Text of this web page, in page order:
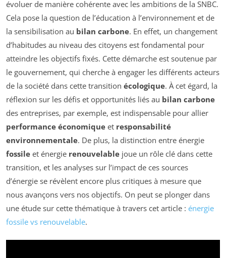
évoluer de manière cohérente avec les ambitions de la SNBC.
Cela pose la question de l’éducation à l’environnement et de
la sensibilisation au bilan carbone. En effet, un changement
d’habitudes au niveau des citoyens est fondamental pour
atteindre les objectifs fixés. Cette démarche est soutenue par
le gouvernement, qui cherche à engager les différents acteurs
de la société dans cette transition écologique. À cet égard, la
réflexion sur les défis et opportunités liés au bilan carbone
des entreprises, par exemple, est indispensable pour allier
performance économique et responsabilité
environnementale. De plus, la distinction entre énergie
fossile et énergie renouvelable joue un rôle clé dans cette
transition, et les analyses sur l’impact de ces sources
d’énergie se révèlent encore plus critiques à mesure que
nous avançons vers nos objectifs. On peut se plonger dans
une étude sur cette thématique à travers cet article : énergie
fossile vs renouvelable.